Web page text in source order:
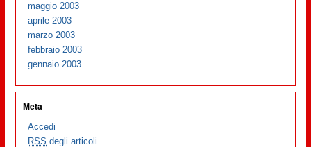
maggio 2003
aprile 2003
marzo 2003
febbraio 2003
gennaio 2003
Meta
Accedi
RSS degli articoli